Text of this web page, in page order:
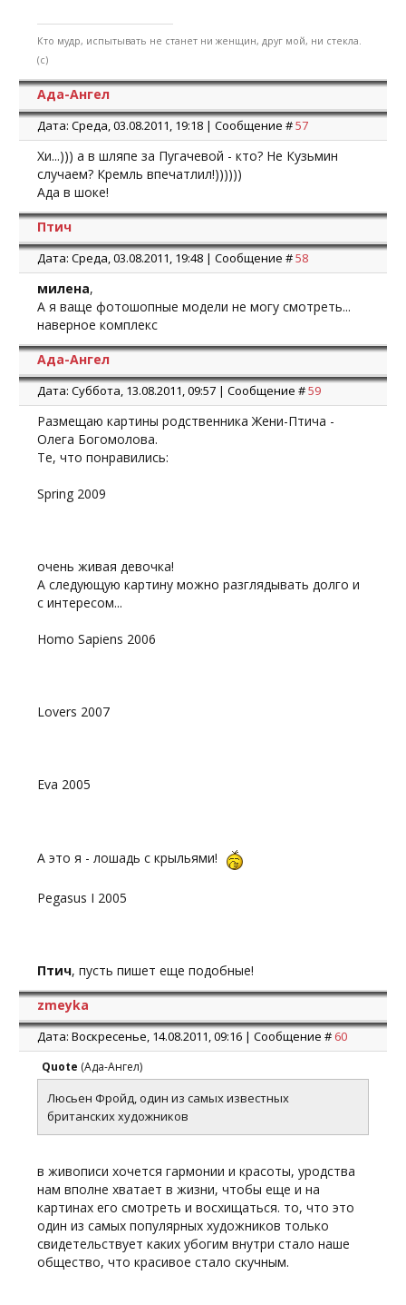
Кто мудр, испытывать не станет ни женщин, друг мой, ни стекла.
(с)
Ада-Ангел
Дата: Среда, 03.08.2011, 19:18 | Сообщение #57
Хи...))) а в шляпе за Пугачевой - кто? Не Кузьмин
случаем? Кремль впечатлил!))))))
Ада в шоке!
Птич
Дата: Среда, 03.08.2011, 19:48 | Сообщение #58
милена,
А я ваще фотошопные модели не могу смотреть...
наверное комплекс
Ада-Ангел
Дата: Суббота, 13.08.2011, 09:57 | Сообщение #59
Размещаю картины родственника Жени-Птича -
Олега Богомолова.
Те, что понравились:
Spring 2009
очень живая девочка!
А следующую картину можно разглядывать долго и
с интересом...
Homo Sapiens 2006
Lovers 2007
Eva 2005
А это я - лошадь с крыльями!
Pegasus I 2005
Птич, пусть пишет еще подобные!
zmeyka
Дата: Воскресенье, 14.08.2011, 09:16 | Сообщение # 60
Quote (Ада-Ангел)
Люсьен Фройд, один из самых известных
британских художников
в живописи хочется гармонии и красоты, уродства
нам вполне хватает в жизни, чтобы еще и на
картинах его смотреть и восхищаться. то, что это
один из самых популярных художников только
свидетельствует каких убогим внутри стало наше
общество, что красивое стало скучным.